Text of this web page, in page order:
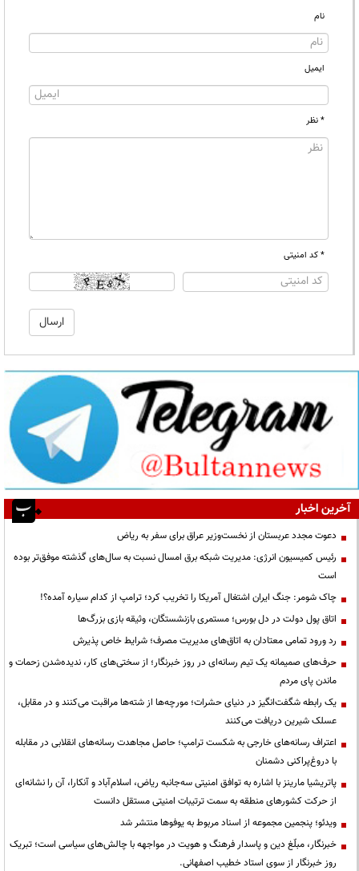
نام
ایمیل
* نظر
* کد امنیتی
آخرین اخبار
دعوت مجدد عربستان از نخست‌وزیر عراق برای سفر به ریاض
رئیس کمیسیون انرژی: مدیریت شبکه برق امسال نسبت به سال‌های گذشته موفق‌تر بوده
است
چاک شومر: جنگ ایران اشتغال آمریکا را تخریب کرد؛ ترامپ از کدام سیاره آمده؟!
اتاق پول دولت در دل بورس؛ مستمری بازنشستگان، وثیقه بازی بزرگ‌ها
رد ورود تمامی معتادان به اتاق‌های مدیریت مصرف؛ شرایط خاص پذیرش
حرف‌های صمیمانه یک تیم رسانه‌ای در روز خبرنگار؛ از سختی‌های کار، ندیده‌شدن زحمات و
ماندن پای مردم
یک رابطه شگفت‌انگیز در دنیای حشرات؛ مورچه‌ها از شته‌ها مراقبت می‌کنند و در مقابل،
عسلک شیرین دریافت می‌کنند
اعتراف رسانه‌های خارجی به شکست ترامپ؛ حاصل مجاهدت رسانه‌های انقلابی در مقابله
با دروغ‌پراکنی دشمنان
پاتریشیا مارینز با اشاره به توافق امنیتی سه‌جانبه ریاض، اسلام‌آباد و آنکارا، آن را نشانه‌ای
از حرکت کشورهای منطقه به سمت ترتیبات امنیتی مستقل دانست
ویدئو؛ پنجمین مجموعه از اسناد مربوط به یوفوها منتشر شد
خبرنگار، مبلّغ دین و پاسدار فرهنگ و هویت در مواجهه با چالش‌های سیاسی است؛ تبریک
روز خبرنگار از سوی استاد خطیب اصفهانی.